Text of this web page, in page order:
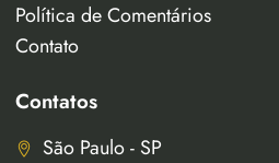
Política de Comentários
Contato
Contatos
São Paulo - SP